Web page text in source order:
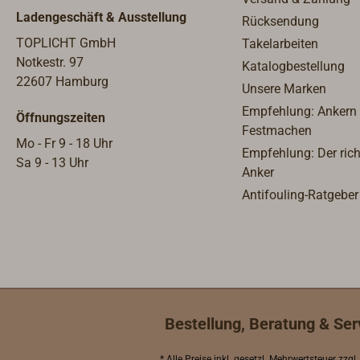
ist
Volt
Ladengeschäft & Ausstellung
TOPLICHT GmbH
Notkestr. 97
22607 Hamburg
Öffnungszeiten
Mo - Fr 9 - 18 Uhr
Sa 9 - 13 Uhr
Rücksendung
Takelarbeiten
Katalogbestellung
Unsere Marken
Empfehlung: Ankern
Festmachen
Empfehlung: Der
Anker
Antifouling-Ratgeber
Bestellung, Beratung &